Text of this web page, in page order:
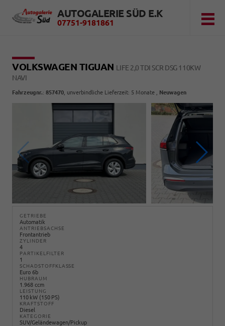
AUTOGALERIE SÜD E.K
07751-9181861
VOLKSWAGEN TIGUAN LIFE 2,0 TDI SCR DSG 110KW
NAVI
Fahrzeugnr.: 857470 , unverbindliche Lieferzeit: 5 Monate Neuwagen
GETRIEBE
Automatik
ANTRIEBSACHSE
Frontantrieb
ZYLINDER
4
PARTIKELFILTER
1
SCHADSTOFFKLASSE
Euro 6b
HUBRAUM
1.968 ccm
LEISTUNG
110 kW (150 PS)
KRAFTSTOFF
Diesel
KATEGORIE
SUV/Geländewagen/Pickup